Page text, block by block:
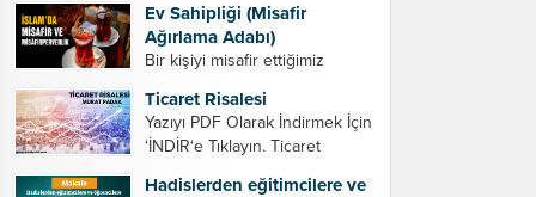
Ev Sahipliği (Misafir
Ağırlama Adabı)
Bir kişiyi misafir ettiğimiz
gereken bazı hususlar. 1.
Davet edeceğiniz kişiyi son
ana bırakmayın. Durumuna
göre bir gün önce, bir hafta
Ticaret Risalesi
Yazıyı PDF Olarak İndirmek İçin
‘İNDİR‘e Tıklayın. Ticaret
Hadislerden eğitimcilere ve